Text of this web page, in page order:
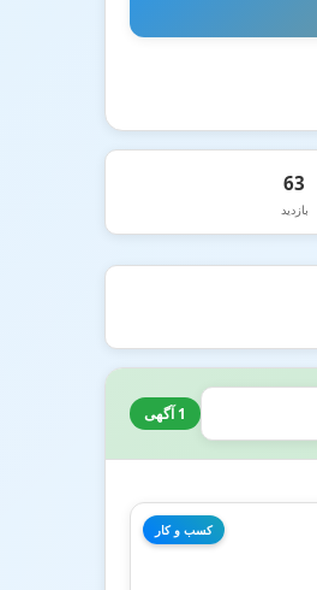
63
بازدید
1 آگهی
کسب و کار